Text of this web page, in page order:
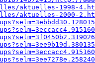
aktuelles-1998-
aktuelles-2000-